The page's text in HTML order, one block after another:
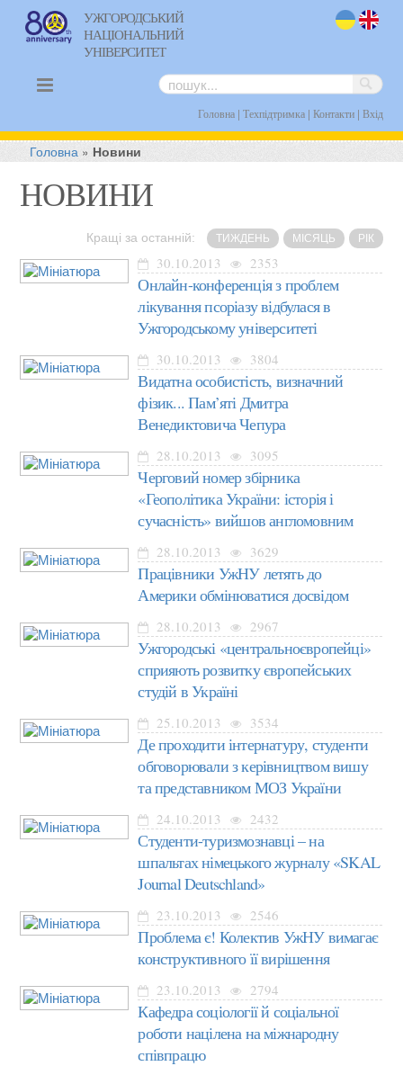
УЖГОРОДСЬКИЙ
НАЦІОНАЛЬНИЙ
УНІВЕРСИТЕТ
Головна| Техпідтримка| Контакти| Вхід
Головна » Новини
НОВИНИ
Кращі за останній: ТИЖДЕНЬ МІСЯЦЬ РІК
30.10.2013 2353
Онлайн-конференція з проблем
лікування псоріазу відбулася в
Ужгородському університеті
30.10.2013 3804
Видатна особистість, визначний
фізик... Пам’яті Дмитра
Венедиктовича Чепура
28.10.2013 3095
Черговий номер збірника
«Геополітика України: історія і
сучасність» вийшов англомовним
28.10.2013 3629
Працівники УжНУ летять до
Америки обмінюватися досвідом
28.10.2013 2967
Ужгородські «центральноєвропейці»
сприяють розвитку європейських
студій в Україні
25.10.2013 3534
Де проходити інтернатуру, студенти
обговорювали з керівництвом вишу
та представником МОЗ України
24.10.2013 2432
Студенти-туризмознавці – на
шпальтах німецького журналу «SKAL
Journal Deutschland»
23.10.2013 2546
Проблема є! Колектив УжНУ вимагає
конструктивного її вирішення
23.10.2013 2794
Кафедра соціології й соціальної
роботи націлена на міжнародну
співпрацю